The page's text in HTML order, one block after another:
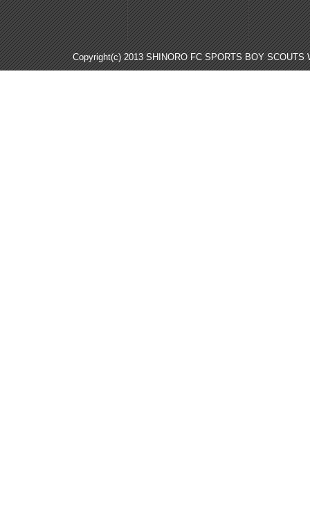
Copyright(c) 2013 SHINORO FC SPORTS BOY